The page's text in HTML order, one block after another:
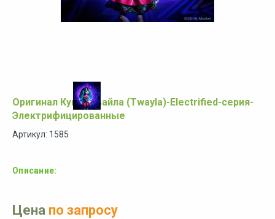
Оригинал Кукла Твайла (Twayla)-Electrified-серия-
Электрифицированные
Артикул: 1585
Описание:
Цена по запросу